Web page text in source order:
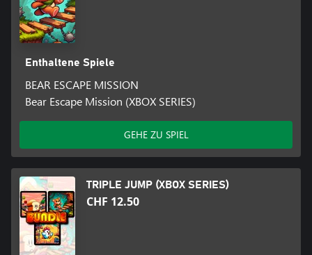
Enthaltene Spiele
BEAR ESCAPE MISSION
Bear Escape Mission (XBOX SERIES)
GEHE ZU SPIEL
TRIPLE JUMP (XBOX SERIES)
CHF 12.50